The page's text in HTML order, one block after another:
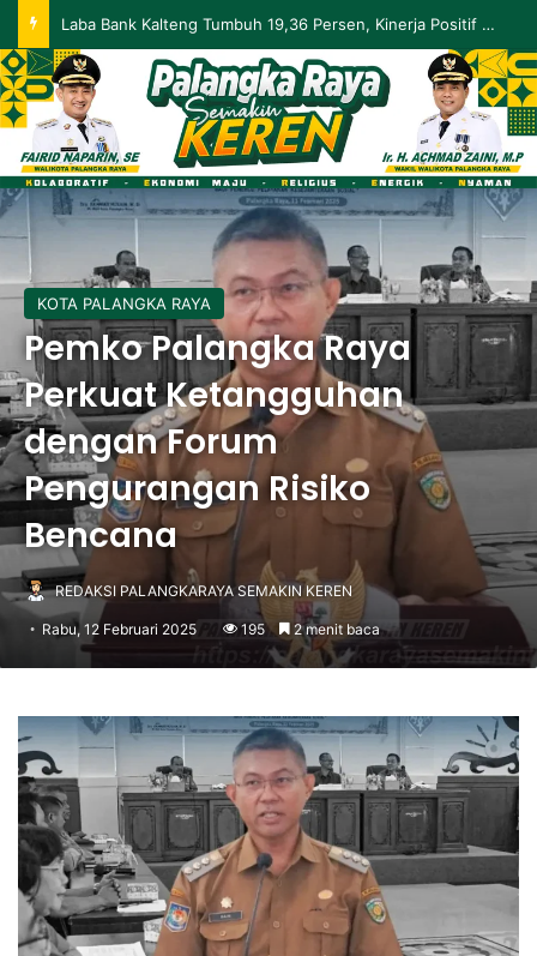
Palangka Raya Perluas Digitalisasi Perlindungan Sosial, Perkuat Akurasi Data dan Penyaluran Bansos
KOTA PALANGKA RAYA
Pemko Palangka Raya
Perkuat Ketangguhan
dengan Forum
Pengurangan Risiko
Bencana
REDAKSI PALANGKARAYA SEMAKIN KEREN
Rabu, 12 Februari 2025 195 2 menit baca